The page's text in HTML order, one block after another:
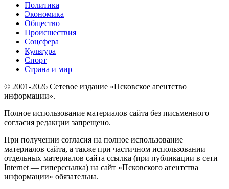
Политика
Экономика
Общество
Происшествия
Соцсфера
Культура
Спорт
Страна и мир
© 2001-2026 Сетевое издание «Псковское агентство
информации».
Полное использование материалов сайта без письменного
согласия редакции запрещено.
При получении согласия на полное использование
материалов сайта, а также при частичном использовании
отдельных материалов сайта ссылка (при публикации в сети
Internet — гиперссылка) на сайт «Псковского агентства
информации» обязательна.